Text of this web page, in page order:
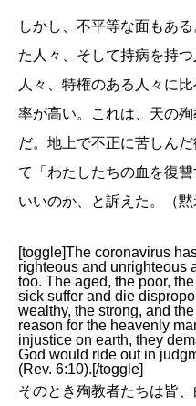
しかし、不平等な面もあ
た人々、そして持病を持
人々、特権のある人々に
率が高い。これは、天の
だ。地上で不正に苦しん
て「わたしたちの血を復
いいのか、と訴えた。（黙
[toggle]The coronavirus
righteous and unrighteous
too. The aged, the poor,
sick suffer and die
wealthy, the strong, and
reason for the heavenly
injustice on earth, they
God would ride out in
(Rev. 6:10).[/toggle]
そのとき殉教者たちは皆